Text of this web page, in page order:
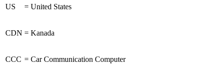
US = United States
CDN = Kanada
CCC = Car Communication Computer